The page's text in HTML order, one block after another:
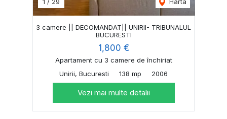
1 / 29 Harta
3 camere || DECOMANDAT|| UNIRII- TRIBUNALUL
BUCURESTI
1,800 €
Apartament cu 3 camere de închiriat
Unirii, Bucuresti
138 mp 2006
Vezi mai multe detalii